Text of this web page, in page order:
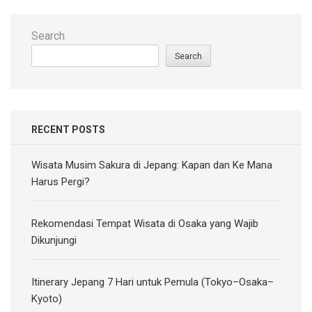
Search
Search
RECENT POSTS
Wisata Musim Sakura di Jepang: Kapan dan Ke Mana
Harus Pergi?
Rekomendasi Tempat Wisata di Osaka yang Wajib
Dikunjungi
Itinerary Jepang 7 Hari untuk Pemula (Tokyo–Osaka–
Kyoto)